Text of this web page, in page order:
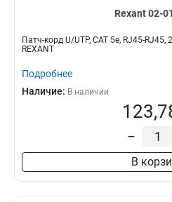
Rexant 02-
Патч-корд U/UTP, CAT 5e, RJ45-RJ45,
REXANT
Подробнее
Наличие: В наличии
–
В